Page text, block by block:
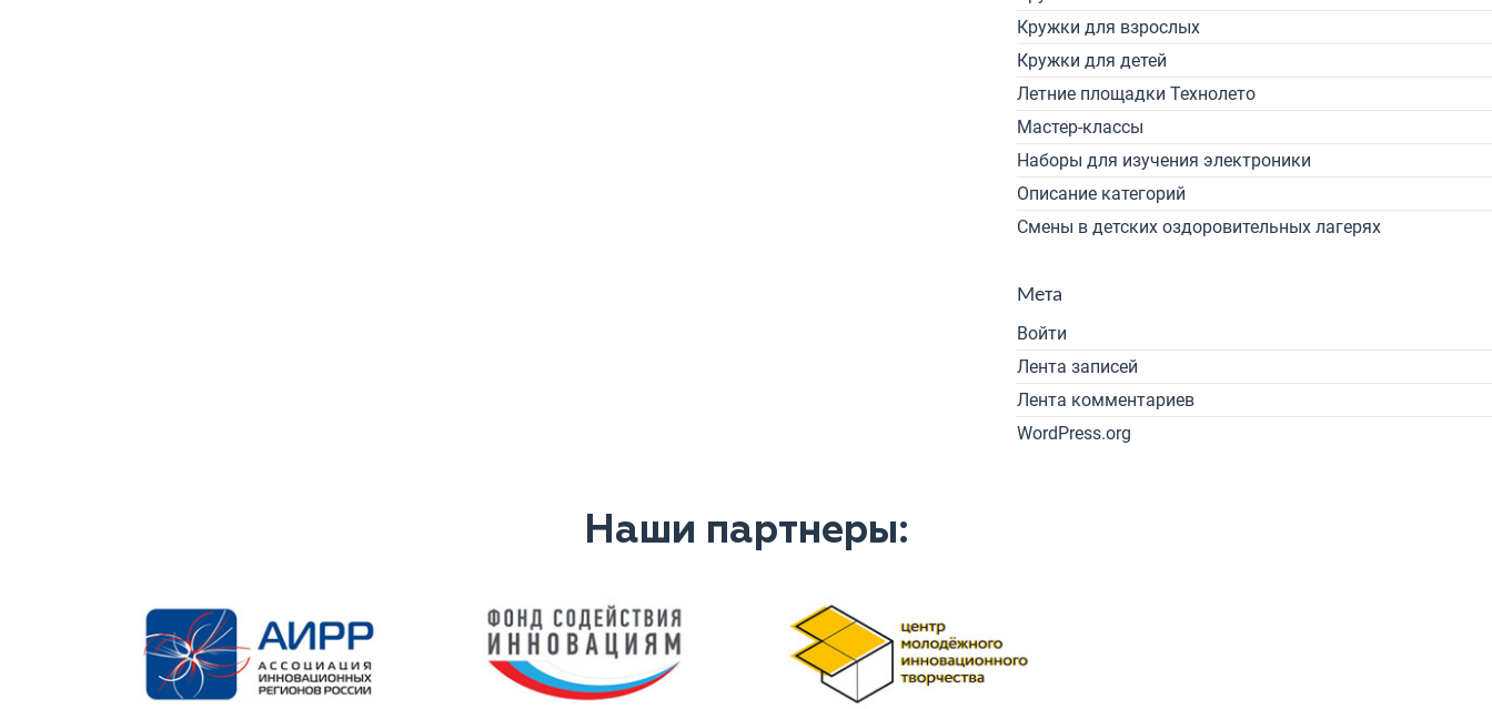
Кружки для взрослых
Кружки для детей
Летние площадки Технолето
Мастер-классы
Наборы для изучения электроники
Описание категорий
Смены в детских оздоровительных лагерях
Мета
Войти
Лента записей
Лента комментариев
WordPress.org
Наши партнеры: